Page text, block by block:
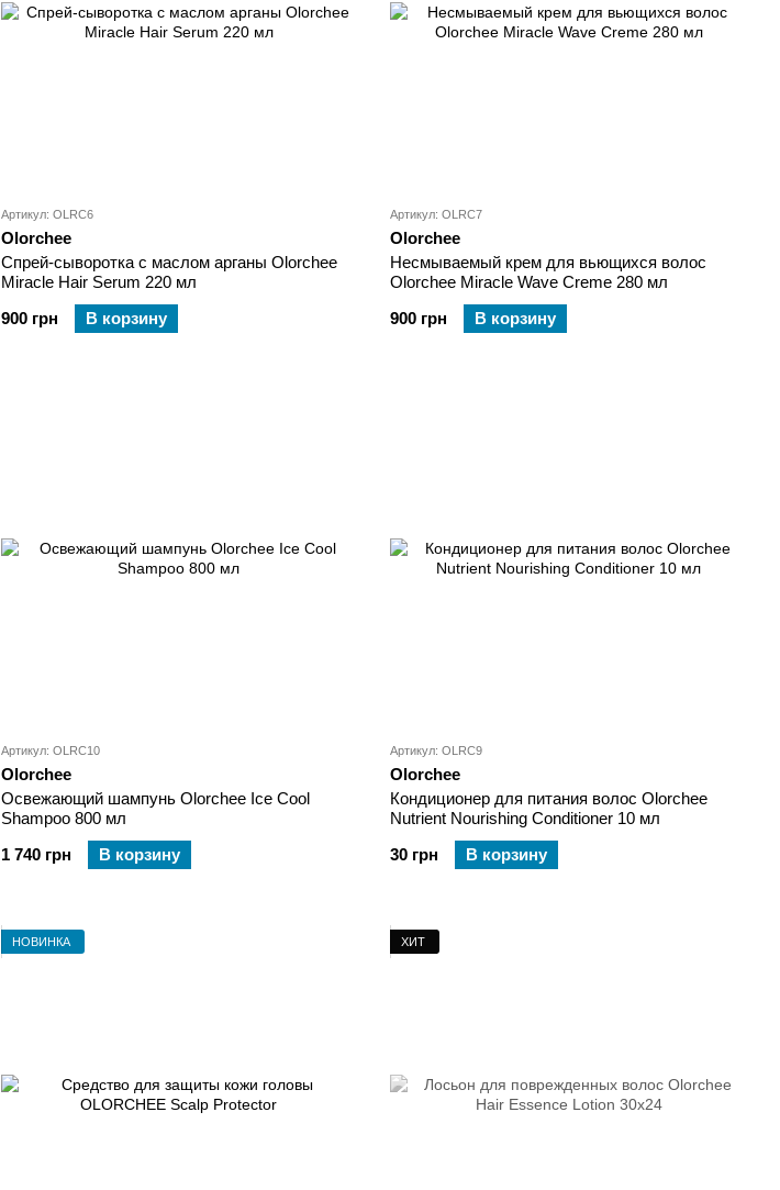
Артикул: OLRC6
Olorchee
Спрей-сыворотка с маслом арганы Olorchee
Miracle Hair Serum 220 мл
900 грн
В корзину
Артикул: OLRC7
Olorchee
Несмываемый крем для вьющихся волос
Olorchee Miracle Wave Creme 280 мл
900 грн
В корзину
Артикул: OLRC10
Olorchee
Освежающий шампунь Olorchee Ice Cool
Shampoo 800 мл
1 740 грн
В корзину
Артикул: OLRC9
Olorchee
Кондиционер для питания волос Olorchee
Nutrient Nourishing Conditioner 10 мл
30 грн
В корзину
НОВИНКА ХИТ